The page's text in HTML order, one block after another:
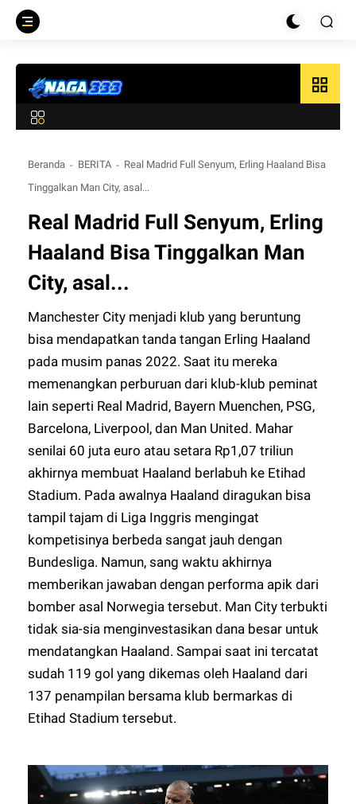
grid_view
Beranda BERITA
Real Madrid Full Senyum, Erling Haaland Bisa
Tinggalkan Man City, asal...
Real Madrid Full Senyum, Erling
Haaland Bisa Tinggalkan Man
City, asal...
Manchester City menjadi klub yang beruntung
bisa mendapatkan tanda tangan Erling Haaland
pada musim panas 2022. Saat itu mereka
memenangkan perburuan dari klub-klub peminat
lain seperti Real Madrid, Bayern Muenchen, PSG,
Barcelona, Liverpool, dan Man United. Mahar
senilai 60 juta euro atau setara Rp1,07 triliun
akhirnya membuat Haaland berlabuh ke Etihad
Stadium. Pada awalnya Haaland diragukan bisa
tampil tajam di Liga Inggris mengingat
kompetisinya berbeda sangat jauh dengan
Bundesliga. Namun, sang waktu akhirnya
memberikan jawaban dengan performa apik dari
bomber asal Norwegia tersebut. Man City terbukti
tidak sia-sia menginvestasikan dana besar untuk
mendatangkan Haaland. Sampai saat ini tercatat
sudah 119 gol yang dikemas oleh Haaland dari
137 penampilan bersama klub bermarkas di
Etihad Stadium tersebut.